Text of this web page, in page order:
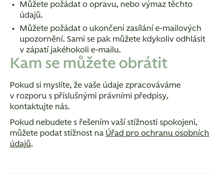
Můžete požádat o opravu, nebo výmaz těchto
údajů.
Můžete požádat o ukončení zasílání e-mailových
upozornění. Sami se pak můžete kdykoliv odhlásit
v zápatí jakéhokoli e-mailu.
Kam se můžete obrátit
Pokud si myslíte, že vaše údaje zpracováváme
v rozporu s příslušnými právními předpisy,
kontaktujte nás.
Pokud nebudete s řešením vaší stížnosti spokojeni,
můžete podat stížnost na Úřad pro ochranu osobních
údajů.